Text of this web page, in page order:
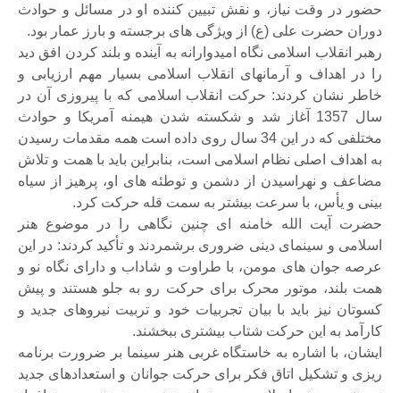
حضور در وقت نیاز، و نقش تبیین کننده او در مسائل و حوادث
دوران حضرت علی (ع) از ویژگی های برجسته و بارز عمار بود.
رهبر انقلاب اسلامی نگاه امیدوارانه به آینده و بلند کردن افق دید
را در اهداف و آرمانهای انقلاب اسلامی بسیار مهم ارزیابی و
خاطر نشان کردند: حرکت انقلاب اسلامی که با پیروزی آن در
سال 1357 آغاز شد و شکسته شدن هیمنه آمریکا و حوادث
مختلفی که در این 34 سال روی داده است همه مقدمات رسیدن
به اهداف اصلی نظام اسلامی است، بنابراین باید با همت و تلاش
مضاعف و نهراسیدن از دشمن و توطئه های او، پرهیز از سیاه
بینی و یأس، با سرعت بیشتر به سمت قله حرکت کرد.
حضرت آیت الله خامنه ای چنین نگاهی را در موضوع هنر
اسلامی و سینمای دینی ضروری برشمردند و تأکید کردند: در این
عرصه جوان های مومن، با طراوت و شاداب و دارای نگاه نو و
همت بلند، موتور محرک برای حرکت رو به جلو هستند و پیش
کسوتان نیز باید با بیان تجربیات خود و تربیت نیروهای جدید و
کارآمد به این حرکت شتاب بیشتری ببخشند.
ایشان، با اشاره به خاستگاه غربی هنر سینما بر ضرورت برنامه
ریزی و تشکیل اتاق فکر برای حرکت جوانان و استعدادهای جدید